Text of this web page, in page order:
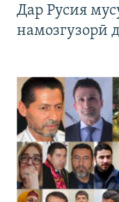
Дар Русия
намозгузорӣ